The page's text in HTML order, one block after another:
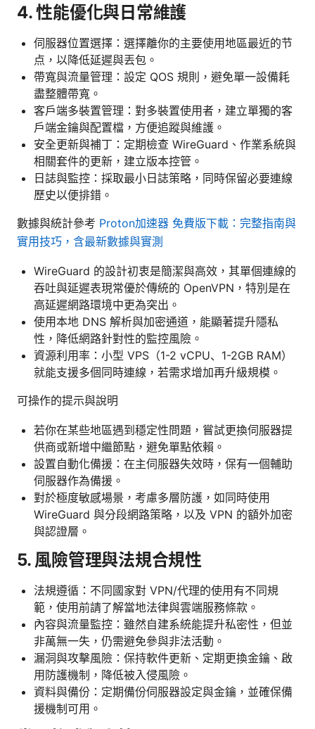
4. 性能優化與日常維護
伺服器位置選擇：選擇離你的主要使用地區最近的节
点，以降低延遲與丟包。
帶寬與流量管理：設定 QOS 規則，避免單一設備耗
盡整體帶寬。
客戶端多裝置管理：對多裝置使用者，建立單獨的客
戶端金鑰與配置檔，方便追蹤與維護。
安全更新與補丁：定期檢查 WireGuard、作業系統與
相關套件的更新，建立版本控管。
日誌與監控：採取最小日誌策略，同時保留必要連線
歷史以便排錯。
數據與統計參考 Proton加速器 免費版下載：完整指南與
實用技巧，含最新數據與實測
WireGuard 的設計初衷是簡潔與高效，其單個連線的
吞吐與延遲表現常優於傳統的 OpenVPN，特別是在
高延遲網路環境中更為突出。
使用本地 DNS 解析與加密通道，能顯著提升隱私
性，降低網路針對性的監控風險。
資源利用率：小型 VPS（1-2 vCPU、1-2GB RAM）
就能支援多個同時連線，若需求增加再升級規模。
可操作的提示與說明
若你在某些地區遇到穩定性問題，嘗試更換伺服器提
供商或新增中繼節點，避免單點依賴。
設置自動化備援：在主伺服器失效時，保有一個輔助
伺服器作為備援。
對於極度敏感場景，考慮多層防護，如同時使用
WireGuard 與分段網路策略，以及 VPN 的額外加密
與認證層。
5. 風險管理與法規合規性
法規遵循：不同國家對 VPN/代理的使用有不同規
範，使用前請了解當地法律與雲端服務條款。
內容與流量監控：雖然自建系統能提升私密性，但並
非萬無一失，仍需避免參與非法活動。
漏洞與攻擊風險：保持軟件更新、定期更換金鑰、啟
用防護機制，降低被入侵風險。
資料與備份：定期備份伺服器設定與金鑰，並確保備
援機制可用。